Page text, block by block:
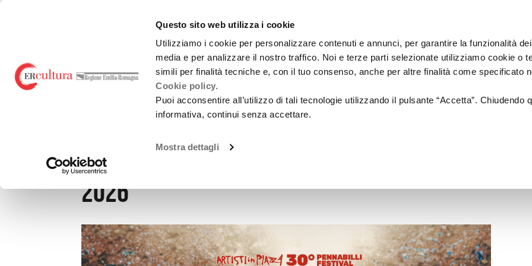
Questo sito web utilizza i cookie
Utilizziamo i cookie per personalizzare contenuti e annunci, per garantire la funzionalità
media e per analizzare il nostro traffico. Noi e terze parti selezionate utilizziamo cookie o
simili per finalità tecniche e, con il tuo consenso, anche per altre finalità come specificato
Cookie policy.
Puoi acconsentire all’utilizzo di tali tecnologie utilizzando il pulsante “Accetta”. Chiudendo
informativa, continui senza accettare.
Mostra dettagli
Torna
Cerca
Salta
Salta
emiliaromagnacultura/cartellone
Teatro e danza Lirica Musica Cinema
cura
Cultura
Paesaggio
ARTISTI IN PIAZZA - PENNABILLI FESTIVAL
2026